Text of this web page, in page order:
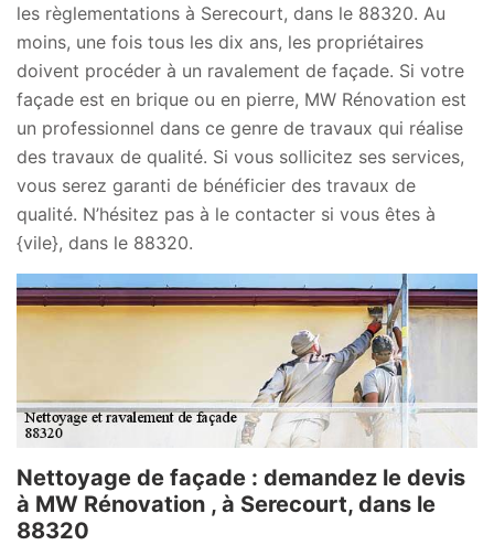
les règlementations à Serecourt, dans le 88320. Au
moins, une fois tous les dix ans, les propriétaires
doivent procéder à un ravalement de façade. Si votre
façade est en brique ou en pierre, MW Rénovation est
un professionnel dans ce genre de travaux qui réalise
des travaux de qualité. Si vous sollicitez ses services,
vous serez garanti de bénéficier des travaux de
qualité. N’hésitez pas à le contacter si vous êtes à
{vile}, dans le 88320.
Nettoyage de façade : demandez le devis
à MW Rénovation , à Serecourt, dans le
88320